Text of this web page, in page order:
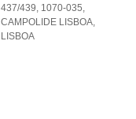
437/439, 1070-035,
CAMPOLIDE LISBOA,
LISBOA